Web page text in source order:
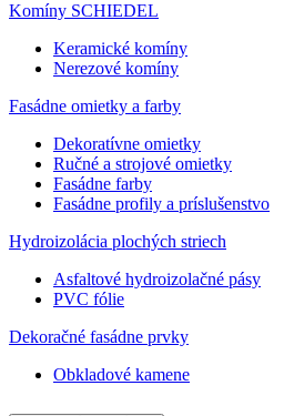
Komíny SCHIEDEL
Keramické komíny
Nerezové komíny
Fasádne omietky a farby
Dekoratívne omietky
Ručné a strojové omietky
Fasádne farby
Fasádne profily a príslušenstvo
Hydroizolácia plochých striech
Asfaltové hydroizolačné pásy
PVC fólie
Dekoračné fasádne prvky
Obkladové kamene